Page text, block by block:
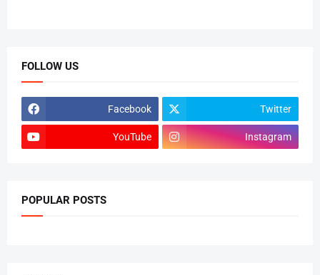
FOLLOW US
Facebook Twitter
YouTube Instagram
POPULAR POSTS